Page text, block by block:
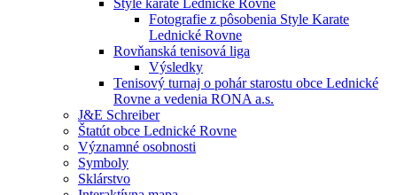
Style karate Lednické Rovne
Fotografie z pôsobenia Style Karate
Lednické Rovne
Rovňanská tenisová liga
Výsledky
Tenisový turnaj o pohár starostu obce Lednické
Rovne a vedenia RONA a.s.
J&E Schreiber
Štatút obce Lednické Rovne
Významné osobnosti
Symboly
Sklárstvo